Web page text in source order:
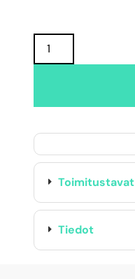
Toimitustavat
Tiedot